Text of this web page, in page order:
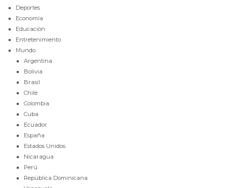
Deportes
Economía
Educación
Entretenimiento
Mundo
Argentina
Bolivia
Brasil
Chile
Colombia
Cuba
Ecuador
España
Estados Unidos
Nicaragua
Perú
República Dominicana